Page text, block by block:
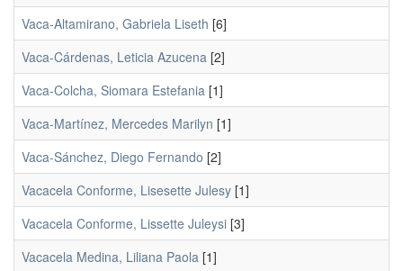
Vaca-Altamirano, Gabriela Liseth [6]
Vaca-Cárdenas, Leticia Azucena [2]
Vaca-Colcha, Siomara Estefania [1]
Vaca-Martínez, Mercedes Marilyn [1]
Vaca-Sánchez, Diego Fernando [2]
Vacacela Conforme, Lisesette Julesy [1]
Vacacela Conforme, Lissette Juleysi [3]
Vacacela Medina, Liliana Paola [1]